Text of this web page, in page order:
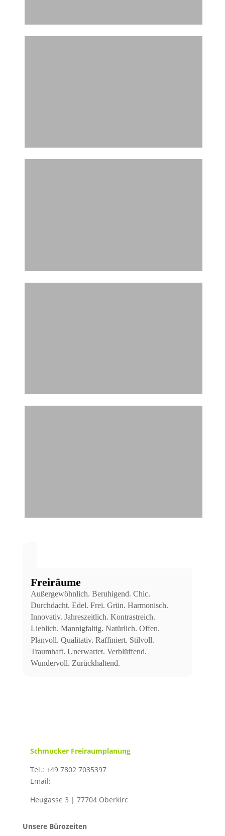
Freiräume
Außergewöhnlich. Beruhigend. Chic.
Durchdacht. Edel. Frei. Grün. Harmonisch.
Innovativ. Jahreszeitlich. Kontrastreich.
Lieblich. Mannigfaltig. Natürlich. Offen.
Planvoll. Qualitativ. Raffiniert. Stilvoll.
Traumhaft. Unerwartet. Verblüffend.
Wundervoll. Zurückhaltend.
Schmucker Freiraumplanung
Tel.: +49 7802 7035397
Email:
Heugasse 3 | 77704 Oberkirc
Unsere Bürozeiten